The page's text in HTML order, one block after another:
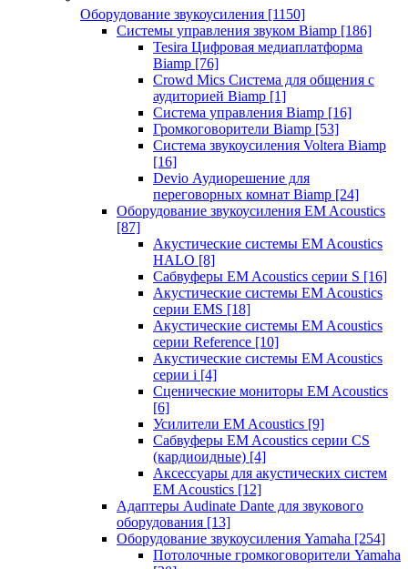
Оборудование звукоусиления [1150]
Системы управления звуком Biamp [186]
Tesira Цифровая медиаплатформа
Biamp [76]
Crowd Mics Система для общения с
аудиторией Biamp [1]
Система управления Biamp [16]
Громкоговорители Biamp [53]
Система звукоусиления Voltera Biamp
[16]
Devio Аудиорешение для
переговорных комнат Biamp [24]
Оборудование звукоусиления EM Acoustics
[87]
Акустические системы EM Acoustics
HALO [8]
Сабвуферы EM Acoustics серии S [16]
Акустические системы EM Acoustics
серии EMS [18]
Акустические системы EM Acoustics
серии Reference [10]
Акустические системы EM Acoustics
серии i [4]
Сценические мониторы EM Acoustics
[6]
Усилители EM Acoustics [9]
Сабвуферы EM Acoustics серии CS
(кардиоидные) [4]
Аксессуары для акустических систем
EM Acoustics [12]
Адаптеры Audinate Dante для звукового
оборудования [13]
Оборудование звукоусиления Yamaha [254]
Потолочные громкоговорители Yamaha